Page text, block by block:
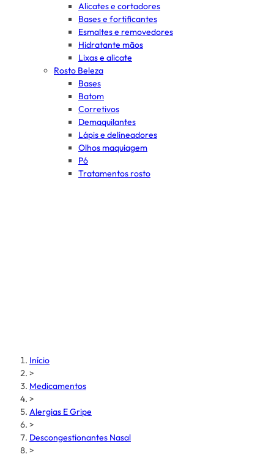
Alicates e cortadores
Bases e fortificantes
Esmaltes e removedores
Hidratante mãos
Lixas e alicate
Rosto Beleza
Bases
Batom
Corretivos
Demaquilantes
Lápis e delineadores
Olhos maquiagem
Pó
Tratamentos rosto
Início
>
Medicamentos
>
Alergias E Gripe
>
Descongestionantes Nasal
>